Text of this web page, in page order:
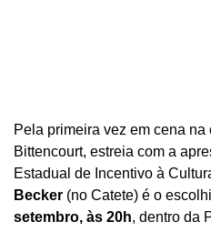
Pela primeira vez em cena
Bittencourt, estreia com a
Estadual de Incentivo à
Becker (no Catete) é o
setembro, às 20h, dentro da